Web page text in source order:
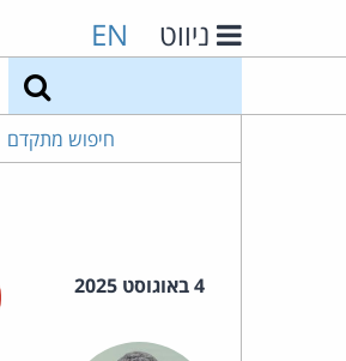
ניווט EN
חיפוש מתקדם
4 באוגוסט 2025